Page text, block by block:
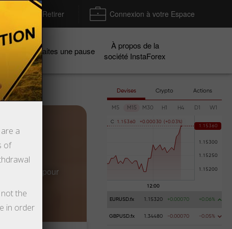
Déposer / Retirer Connexion à votre Espace
Faites une pause
À propos de la
société InstaForex
demande pour
Devises Crypto Actions
M5 M15 M30 H1 H4 D1 W1
C 1 . 1 5360 +0 .000 30 (+0 .0 3%
EURUSD.fx 1.15320 +0.00070 +0.06%
GBPUSD.fx 1.34480 -0.00070 -0.05%
a
of
the
in order